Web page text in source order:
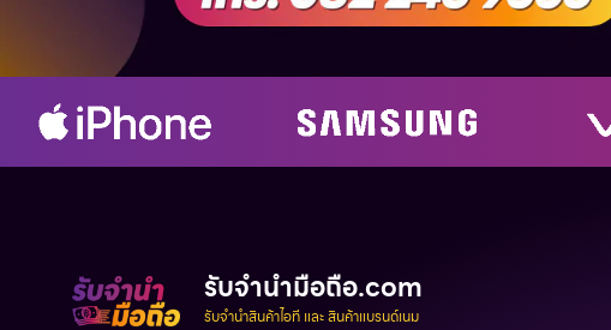
รับจํานํามือถือ.com
รับจำนำสินค้าไอที และ สินค้าแบรนด์เนม